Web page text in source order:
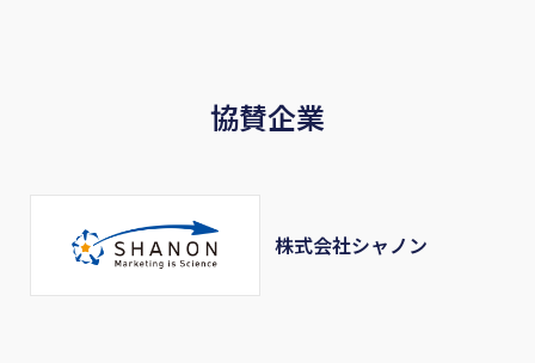
協賛企業
株式会社シャノン